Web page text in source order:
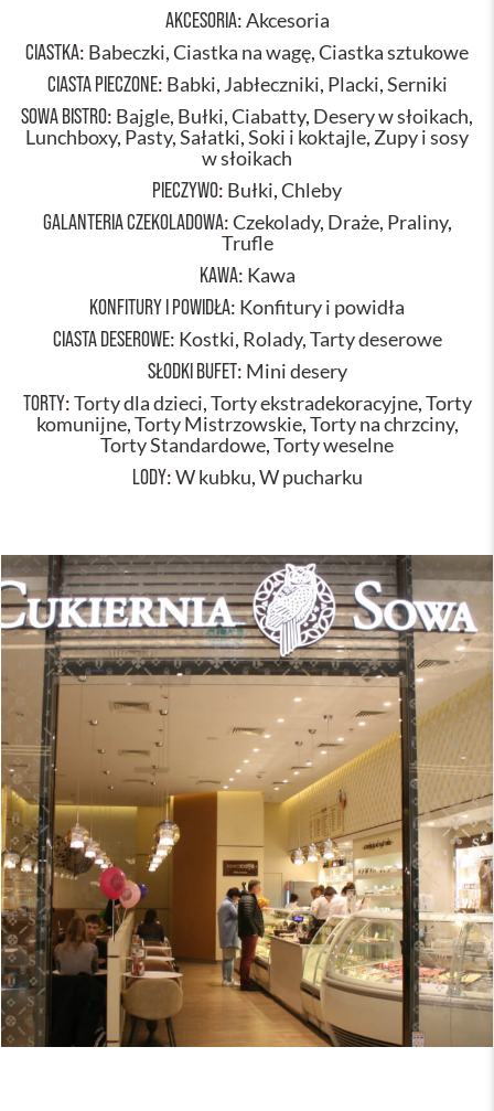
AKCESORIA:Akcesoria
CIASTKA: Babeczki,Ciastka na wagę,Ciastka sztukowe
CIASTA PIECZONE: Babki, Jabłeczniki, Placki,Serniki
SOWA BISTRO: Bajgle, Bułki,Ciabatty, Desery w słoikach,
Lunchboxy, Pasty,Sałatki,Soki i koktajle, Zupy i sosy
w słoikach
PIECZYWO: Bułki,Chleby
GALANTERIA CZEKOLADOWA:Czekolady, Draże, Praliny,
Trufle
KAWA: Kawa
KONFITURY I POWIDŁA: Konfitury i powidła
CIASTA DESEROWE: Kostki, Rolady,Tarty deserowe
SŁODKI BUFET: Mini desery
TORTY:Torty dla dzieci,Torty ekstradekoracyjne,Torty
komunijne,Torty Mistrzowskie,Torty na chrzciny,
Torty Standardowe,Torty weselne
LODY:W kubku,W pucharku